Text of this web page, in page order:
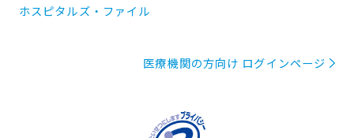
ホスピタルズ・ファイル
医療機関の方向け ログインページ